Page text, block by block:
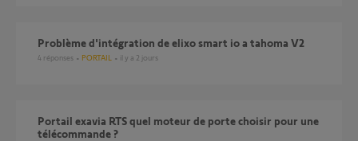
Problème d'intégration de elixo smart io a tahoma V2
4 réponses PORTAIL il y a 2 jours
Portail exavia RTS quel moteur de porte choisir pour une
télécommande ?